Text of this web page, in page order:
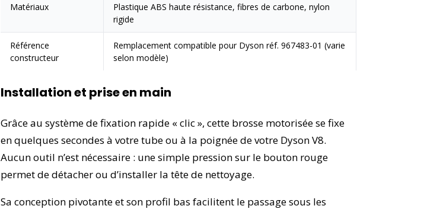
Matériaux
Plastique ABS haute résistance, fibres de carbone, nylon
rigide
Référence
constructeur
Remplacement compatible pour Dyson réf. 967483-01 (varie
selon modèle)
Installation et prise en main
Grâce au système de fixation rapide « clic », cette brosse motorisée se fixe
en quelques secondes à votre tube ou à la poignée de votre Dyson V8.
Aucun outil n’est nécessaire : une simple pression sur le bouton rouge
permet de détacher ou d’installer la tête de nettoyage.
Sa conception pivotante et son profil bas facilitent le passage sous les